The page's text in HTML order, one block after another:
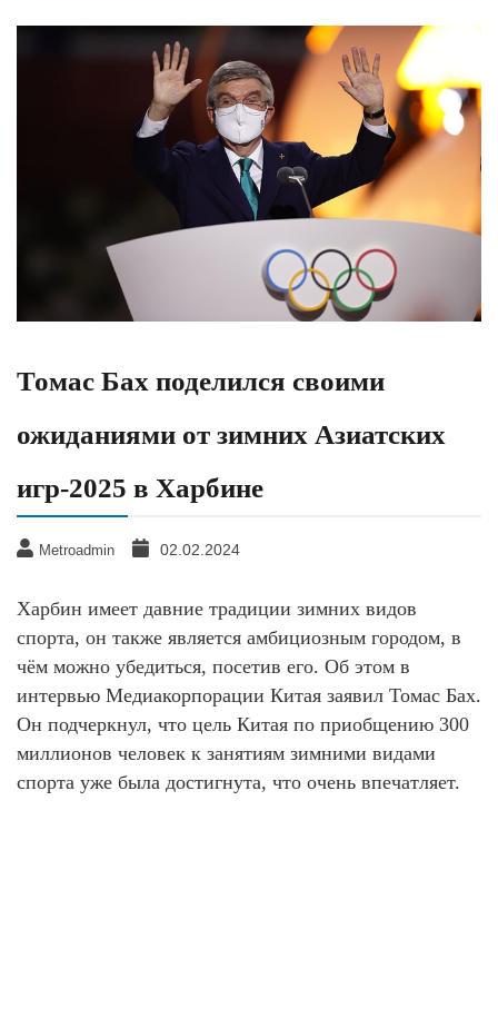
Томас Бах поделился своими
ожиданиями от зимних Азиатских
игр-2025 в Харбине
Metroadmin 02.02.2024
Харбин имеет давние традиции зимних видов
спорта, он также является амбициозным городом, в
чём можно убедиться, посетив его. Об этом в
интервью Медиакорпорации Китая заявил Томас Бах.
Он подчеркнул, что цель Китая по приобщению 300
миллионов человек к занятиям зимними видами
спорта уже была достигнута, что очень впечатляет.